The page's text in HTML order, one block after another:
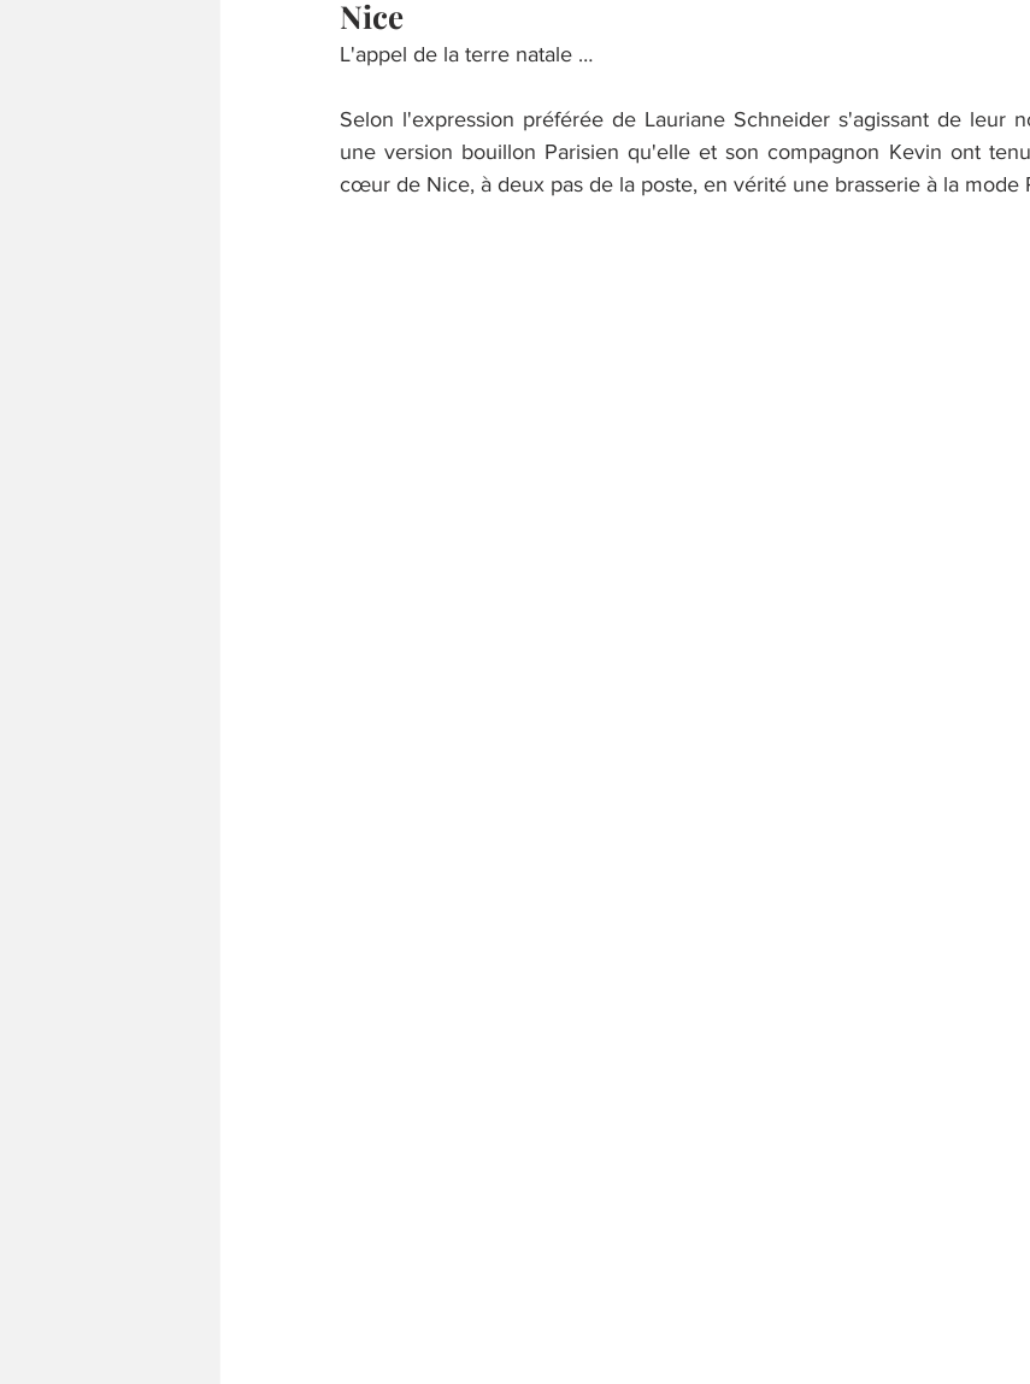
Nice
L'appel de la terre natale …
Selon l'expression préférée de Lauriane Schneider s'agissant de leur
une version bouillon Parisien qu'elle et son compagnon Kevin ont
cœur de Nice, à deux pas de la poste, en vérité une brasserie à la mode